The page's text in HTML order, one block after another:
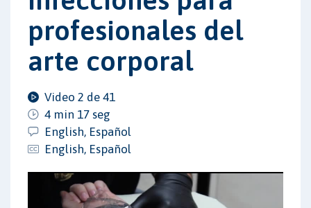
profesionales del
arte corporal
Video 2 de 41
4 min 17 seg
English, Español
English, Español